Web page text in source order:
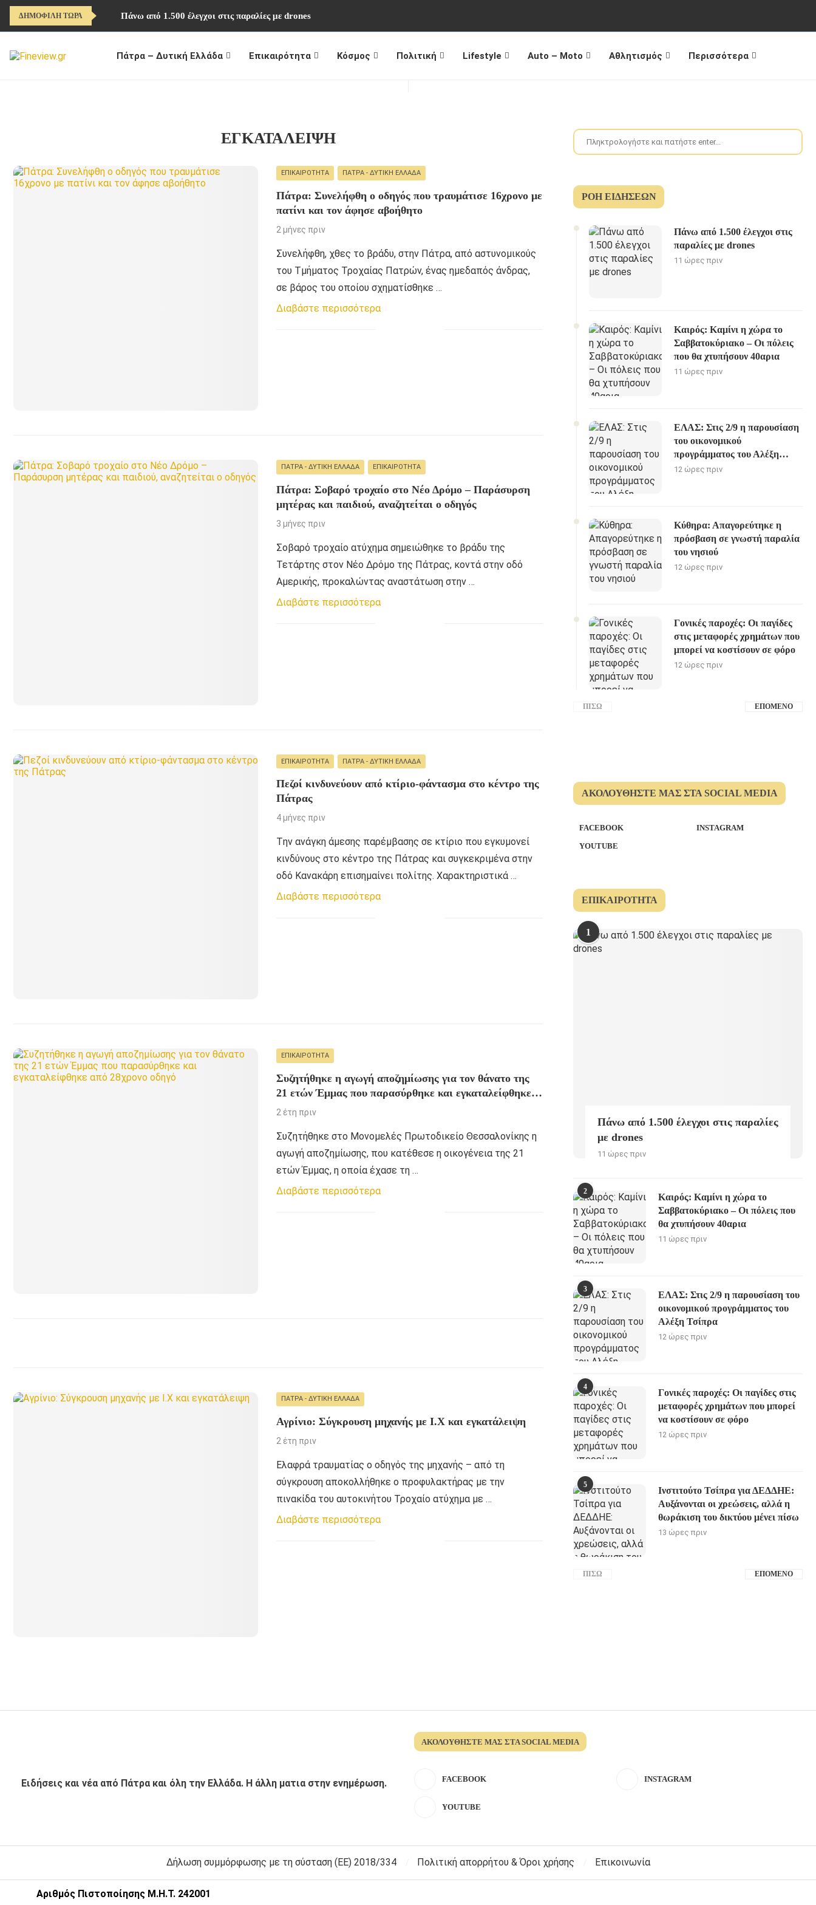
ΔΗΜΟΦΙΛΗ ΤΩΡΑ Πάνω από 1.500 έλεγχοι στις παραλίες με drones
Πάτρα – Δυτική Ελλάδα Επικαιρότητα Κόσμος Πολιτική Lifestyle Auto – Moto Αθλητισμός Περισσότερα
ΕΓΚΑΤΑΛΕΙΨΗ
ΕΠΙΚΑΙΡΌΤΗΤΑ ΠΆΤΡΑ - ΔΥΤΙΚΉ ΕΛΛΆΔΑ
Πάτρα: Συνελήφθη ο οδηγός που τραυμάτισε 16χρονο με
πατίνι και τον άφησε αβοήθητο
2 μήνες πριν
Συνελήφθη, χθες το βράδυ, στην Πάτρα, από αστυνομικούς
του Τμήματος Τροχαίας Πατρών, ένας ημεδαπός άνδρας,
σε βάρος του οποίου σχηματίσθηκε …
Διαβάστε περισσότερα
ΠΆΤΡΑ - ΔΥΤΙΚΉ ΕΛΛΆΔΑ ΕΠΙΚΑΙΡΌΤΗΤΑ
Πάτρα: Σοβαρό τροχαίο στο Νέο Δρόμο – Παράσυρση
μητέρας και παιδιού, αναζητείται ο οδηγός
3 μήνες πριν
Σοβαρό τροχαίο ατύχημα σημειώθηκε το βράδυ της
Τετάρτης στον Νέο Δρόμο της Πάτρας, κοντά στην οδό
Αμερικής, προκαλώντας αναστάτωση στην …
Διαβάστε περισσότερα
ΕΠΙΚΑΙΡΌΤΗΤΑ ΠΆΤΡΑ - ΔΥΤΙΚΉ ΕΛΛΆΔΑ
Πεζοί κινδυνεύουν από κτίριο-φάντασμα στο κέντρο της
Πάτρας
4 μήνες πριν
Tην ανάγκη άμεσης παρέμβασης σε κτίριο που εγκυμονεί
κινδύνους στο κέντρο της Πάτρας και συγκεκριμένα στην
οδό Κανακάρη επισημαίνει πολίτης. Χαρακτηριστικά …
Διαβάστε περισσότερα
ΕΠΙΚΑΙΡΌΤΗΤΑ
Συζητήθηκε η αγωγή αποζημίωσης για τον θάνατο της
21 ετών Έμμας που παρασύρθηκε και εγκαταλείφθηκε
από 28χρονο οδηγό
2 έτη πριν
Συζητήθηκε στο Μονομελές Πρωτοδικείο Θεσσαλονίκης η
αγωγή αποζημίωσης, που κατέθεσε η οικογένεια της 21
ετών Έμμας, η οποία έχασε τη …
Διαβάστε περισσότερα
ΠΆΤΡΑ - ΔΥΤΙΚΉ ΕΛΛΆΔΑ
Αγρίνιο: Σύγκρουση μηχανής με Ι.Χ και εγκατάλειψη
2 έτη πριν
Ελαφρά τραυματίας ο οδηγός της μηχανής – από τη
σύγκρουση αποκολλήθηκε ο προφυλακτήρας με την
πινακίδα του αυτοκινήτου Τροχαίο ατύχημα με …
Διαβάστε περισσότερα
ΡΟΉ ΕΙΔΉΣΕΩΝ
Πάνω από 1.500 έλεγχοι στις
παραλίες με drones
11 ώρες πριν
Καιρός: Καμίνι η χώρα το
Σαββατοκύριακο – Οι πόλεις
που θα χτυπήσουν 40αρια
11 ώρες πριν
ΕΛΑΣ: Στις 2/9 η παρουσίαση
του οικονομικού
προγράμματος του Αλέξη
Τσίπρα
12 ώρες πριν
Κύθηρα: Απαγορεύτηκε η
πρόσβαση σε γνωστή παραλία
του νησιού
12 ώρες πριν
Γονικές παροχές: Οι παγίδες
στις μεταφορές χρημάτων που
μπορεί να κοστίσουν σε φόρο
12 ώρες πριν
ΠΊΣΩ ΕΠΌΜΕΝΟ
ΑΚΟΛΟΥΘΉΣΤΕ ΜΑΣ ΣΤΑ SOCIAL MEDIA
FACEBOOK
INSTAGRAM
YOUTUBE
ΕΠΙΚΑΙΡΌΤΗΤΑ
1
Πάνω από 1.500 έλεγχοι στις παραλίες
με drones
11 ώρες πριν
2
Καιρός: Καμίνι η χώρα το
Σαββατοκύριακο – Οι πόλεις που
θα χτυπήσουν 40αρια
11 ώρες πριν
3
ΕΛΑΣ: Στις 2/9 η παρουσίαση του
οικονομικού προγράμματος του
Αλέξη Τσίπρα
12 ώρες πριν
4
Γονικές παροχές: Οι παγίδες στις
μεταφορές χρημάτων που μπορεί
να κοστίσουν σε φόρο
12 ώρες πριν
5
Ινστιτούτο Τσίπρα για ΔΕΔΔΗΕ:
Αυξάνονται οι χρεώσεις, αλλά η
θωράκιση του δικτύου μένει πίσω
13 ώρες πριν
ΠΊΣΩ ΕΠΌΜΕΝΟ
Ειδήσεις και νέα από Πάτρα και όλη την Ελλάδα. Η άλλη ματια στην ενημέρωση.
ΑΚΟΛΟΥΘΉΣΤΕ ΜΑΣ ΣΤΑ SOCIAL MEDIA
FACEBOOK INSTAGRAM
YOUTUBE
Δήλωση συμμόρφωσης με τη σύσταση (ΕΕ) 2018/334 Πολιτική απορρήτου & Όροι χρήσης Επικοινωνία
Αριθμός Πιστοποίησης Μ.Η.Τ. 242001